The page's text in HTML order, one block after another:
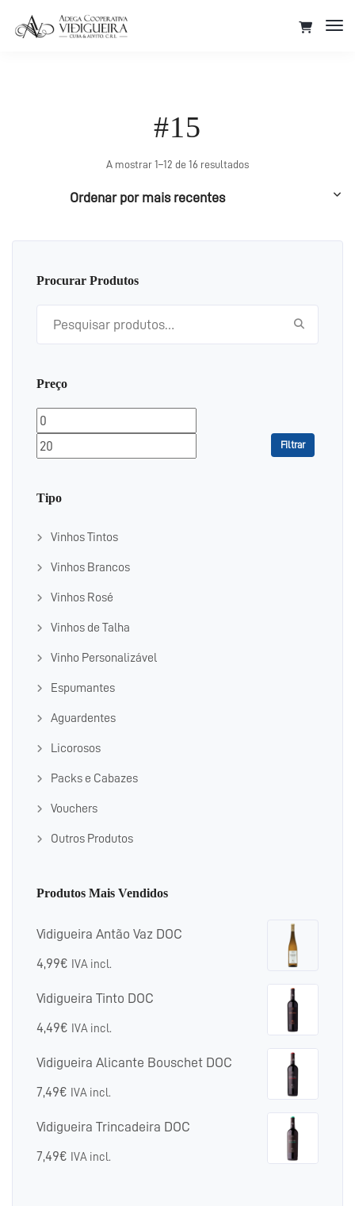
#15
A mostrar 1–12 de 16 resultadosOrdenado
Procurar Produtos
Preço
Preço
mínimo
máximo
Filtrar
Tipo
Vinhos Tintos
Vinhos Brancos
Vinhos Rosé
Vinhos de Talha
Vinho Personalizável
Espumantes
Aguardentes
Licorosos
Packs e Cabazes
Vouchers
Outros Produtos
Produtos Mais Vendidos
Vidigueira Antão Vaz DOC
4,99€ IVA incl.
Vidigueira Tinto DOC
4,49€ IVA incl.
Vidigueira Alicante Bouschet DOC
7,49€ IVA incl.
Vidigueira Trincadeira DOC
7,49€ IVA incl.